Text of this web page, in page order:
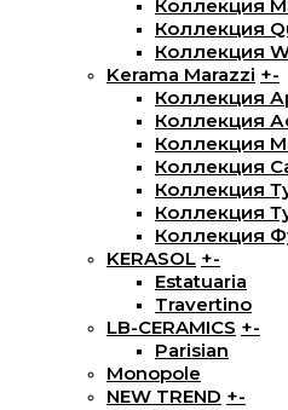
Коллекция
Коллекция
Коллекция
Kerama Marazzi +-
Коллекция
Коллекция
Коллекция
Коллекция
Коллекция
Коллекция
Коллекция
KERASOL +-
Estatuaria
Travertino
LB-CERAMICS +-
Parisian
Monopole
NEW TREND +-